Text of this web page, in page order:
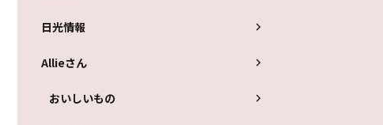
日光情報
Allieさん
おいしいもの